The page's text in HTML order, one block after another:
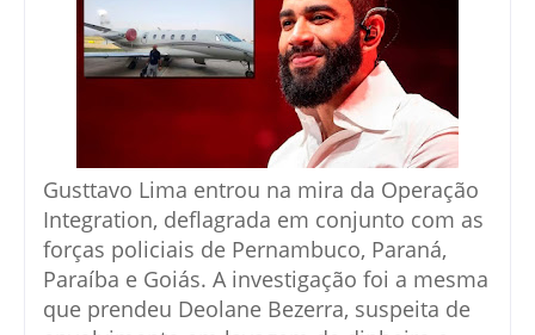
Gusttavo Lima entrou na mira da Operação
Integration, deflagrada em conjunto com as
forças policiais de Pernambuco, Paraná,
Paraíba e Goiás. A investigação foi a mesma
que prendeu Deolane Bezerra, suspeita de